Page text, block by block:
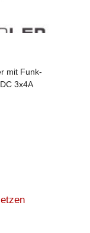
mit Funk-
3x4A